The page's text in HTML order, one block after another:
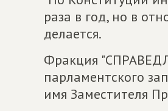
раза в год, но в
делается.
Фракция
парламентского
имя Заместителя